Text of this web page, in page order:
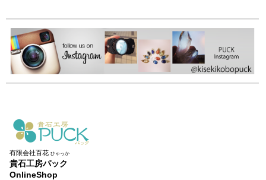
有限会社百花ひゃっか
貴石工房パック
OnlineShop